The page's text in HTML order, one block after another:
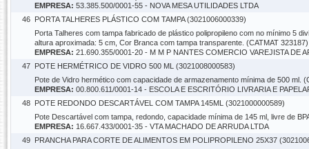
EMPRESA: 53.385.500/0001-55 - NOVA MESA UTILIDADES LTDA
46 PORTA TALHERES PLÁSTICO COM TAMPA (3021006000339)
Porta Talheres com tampa fabricado de plástico polipropileno com no mínimo 5
altura aproximada: 5 cm, Cor Branca com tampa transparente. (CATMAT 323187)
EMPRESA: 21.690.355/0001-20 - M M P NANTES COMERCIO VAREJISTA DE
47 POTE HERMÉTRICO DE VIDRO 500 ML (3021008000583)
Pote de Vidro hermético com capacidade de armazenamento mínima de 500 ml.
EMPRESA: 00.800.611/0001-14 - ESCOLA E ESCRITÓRIO LIVRARIA E
48 POTE REDONDO DESCARTÁVEL COM TAMPA 145ML (3021000000589)
Pote Descartável com tampa, redondo, capacidade mínima de 145 ml, livre de
EMPRESA: 16.667.433/0001-35 - VTA MACHADO DE ARRUDA LTDA
49 PRANCHA PARA CORTE DE ALIMENTOS EM POLIPROPILENO 25X37